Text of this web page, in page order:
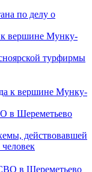
к вершине Мунку-
турфирмы
в Шереметьево
действовавшей